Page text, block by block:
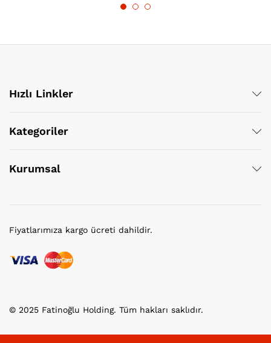
Hızlı Linkler
Kategoriler
Kurumsal
© 2025 Fatinoğlu Holding. Tüm hakları saklıdır.
Fiyatlarımıza kargo ücreti dahildir.